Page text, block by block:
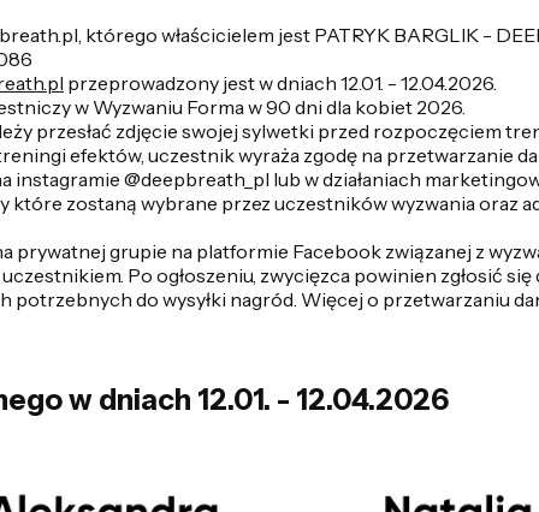
którego właścicielem jest PATRYK BARGLIK -
przeprowadzony jest w dniach 12.01. - 12.04.2026.
w Wyzwaniu Forma w 90 dni dla kobiet 2026.
przesłać zdjęcie swojej sylwetki przed rozpoczęciem
efektów, uczestnik wyraża zgodę na przetwarzanie
instagramie @deepbreath_pl lub w działaniach
które zostaną wybrane przez uczestników wyzwania oraz
prywatnej grupie na platformie Facebook związanej z
Po ogłoszeniu, zwycięzca powinien zgłosić
potrzebnych do wysyłki nagród. Więcej o przetwarzaniu
w dniach 12.01. - 12.04.2026